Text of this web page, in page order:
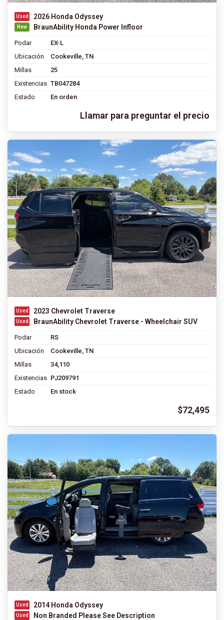
2026 Honda Odyssey
BraunAbility Honda Power Infloor
Podar
EX-L
Ubicación
Cookeville, TN
Millas
25
Existencias TB047284
Estado
En orden
Llamar para preguntar el precio
2023 Chevrolet Traverse
BraunAbility Chevrolet Traverse - Wheelchair SUV
Podar
RS
Ubicación
Cookeville, TN
Millas
34,110
Existencias PJ209791
Estado
En stock
$72,495
2014 Honda Odyssey
Non Branded Please See Description